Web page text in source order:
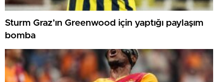
Sturm Graz’ın Greenwood için yaptığı paylaşım
bomba